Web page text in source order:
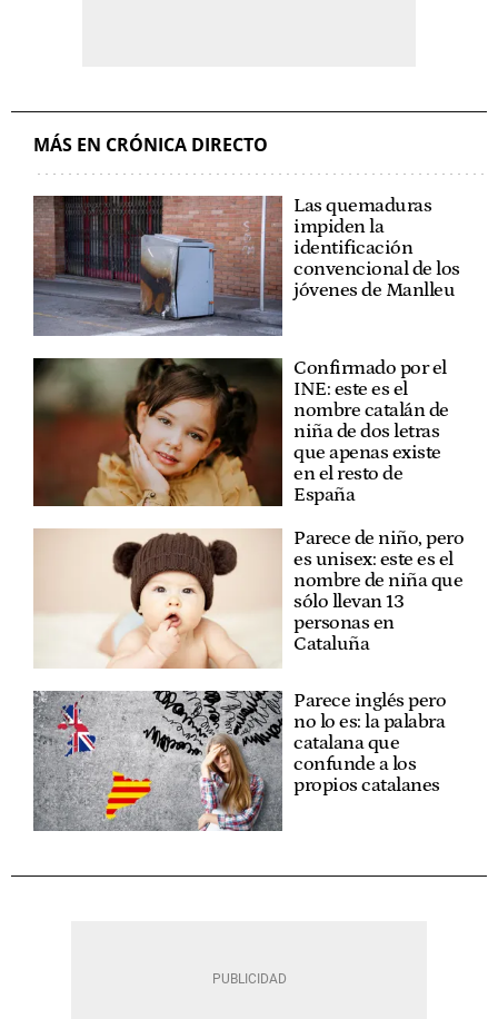
MÁS EN CRÓNICA DIRECTO
Las quemaduras
impiden la
identificación
convencional de los
jóvenes de Manlleu
Confirmado por el
INE: este es el
nombre catalán de
niña de dos letras
que apenas existe
en el resto de
España
Parece de niño, pero
es unisex: este es el
nombre de niña que
sólo llevan 13
personas en
Cataluña
Parece inglés pero
no lo es: la palabra
catalana que
confunde a los
propios catalanes